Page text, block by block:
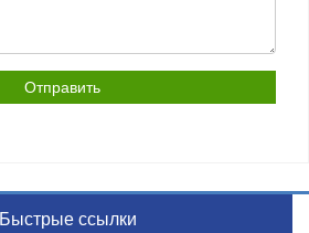
Быстрые ссылки